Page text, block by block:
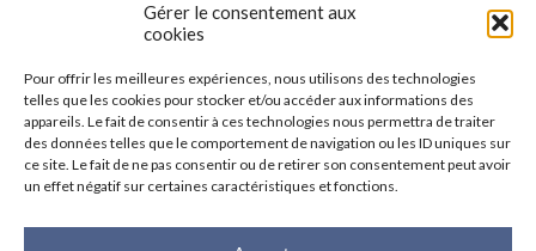
Gérer le consentement aux
cookies
Pour offrir les meilleures expériences, nous utilisons des technologies
telles que les cookies pour stocker et/ou accéder aux informations des
appareils. Le fait de consentir à ces technologies nous permettra de traiter
des données telles que le comportement de navigation ou les ID uniques sur
ce site. Le fait de ne pas consentir ou de retirer son consentement peut avoir
un effet négatif sur certaines caractéristiques et fonctions.
Digit Collab est un média dédié aux outils collaboratifs, retrouvez
des études, des évènements, des livres blancs et les nominations
du secteur. Retrouvez toutes les informations sur les innovations
des outils collaboratifs.
Vous cherchez quelque chose ?